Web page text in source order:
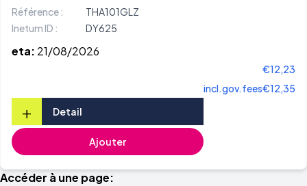
Référence :
THA101GLZ
Inetum ID :
DY625
eta: 21/08/2026
€12,23
incl.gov.fees€12,35
+ Detail
Ajouter
Accéder à une page: